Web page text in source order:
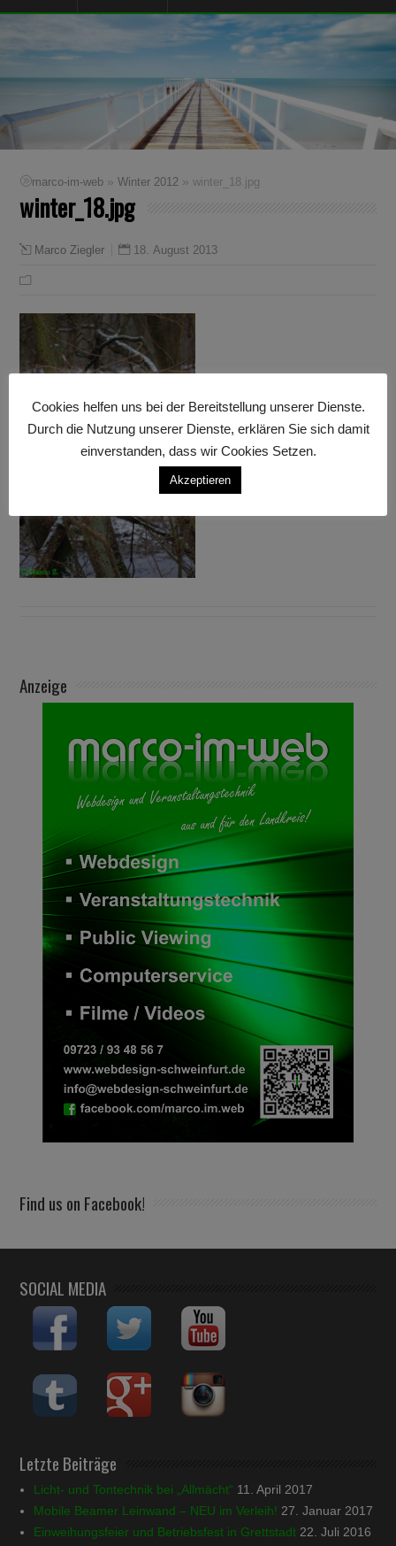
marco-im-web »Winter 2012 »winter_18.jpg
winter_18.jpg
Marco Ziegler 18. August 2013
Anzeige
Find us on Facebook!
SOCIAL MEDIA
Letzte Beiträge
Licht- und Tontechnik bei „Allmächt“ 11. April 2017
Mobile Beamer Leinwand – NEU im Verleih! 27. Januar 2017
Einweihungsfeier und Betriebsfest in Grettstadt 22. Juli 2016
Cookies helfen uns bei der Bereitstellung unserer Dienste.
Durch die Nutzung unserer Dienste, erklären Sie sich damit
einverstanden, dass wir Cookies Setzen.
Akzeptieren